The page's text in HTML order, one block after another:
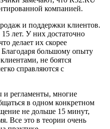
компанией.
и поддержки клиентов.
лет. У них достаточно
делает их скорее
Благодаря большому опыту
не боятся
справляются с
и регламенты, многие
в одном конкретном
не дольше 15 минут,
Все это в теории очень